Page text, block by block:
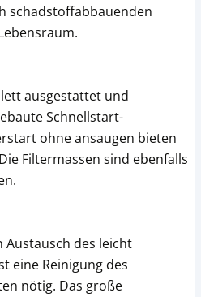
schadstoffabbauenden
ausgestattet und
Schnellstart-
ohne ansaugen bieten
Filtermassen sind ebenfalls
Austausch des leicht
eine Reinigung des
nötig. Das große